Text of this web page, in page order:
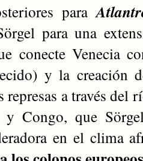
para
para una
conecte Venecia
y la creación
represas a través del
Congo, que
en el clima